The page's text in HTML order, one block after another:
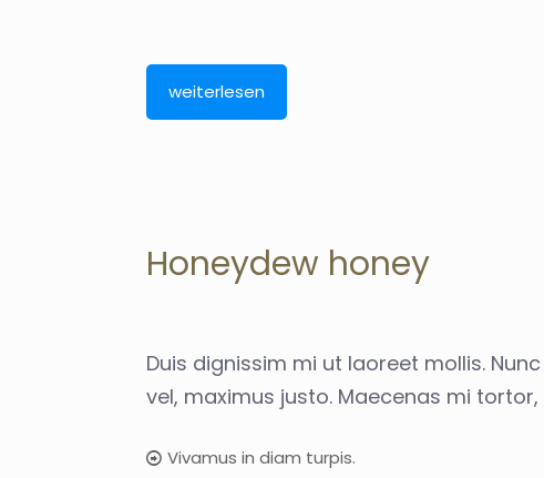
weiterlesen
Honeydew honey
Duis dignissim mi ut laoreet mollis.
vel, maximus justo. Maecenas mi
Vivamus in diam turpis.